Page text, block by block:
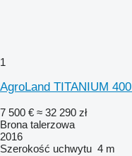
1
AgroLand TITANIUM
7 500 € ≈ 32 290 zł
Brona talerzowa
2016
Szerokość uchwytu 4 m